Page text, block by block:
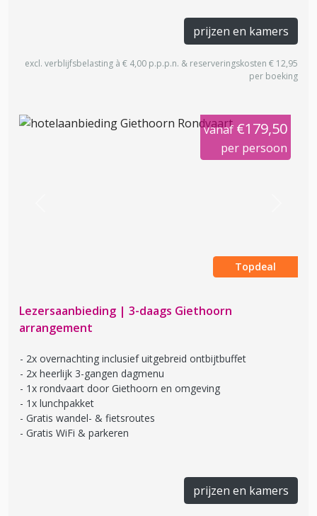
prijzen en kamers
excl. verblijfsbelasting à € 4,00 p.p.p.n. & reserveringskosten € 12,95
per boeking
vanaf €179,50
per persoon
Topdeal
Lezersaanbieding | 3-daags Giethoorn
arrangement
2x overnachting inclusief uitgebreid ontbijtbuffet
2x heerlijk 3-gangen dagmenu
1x rondvaart door Giethoorn en omgeving
1x lunchpakket
Gratis wandel- & fietsroutes
Gratis WiFi & parkeren
prijzen en kamers